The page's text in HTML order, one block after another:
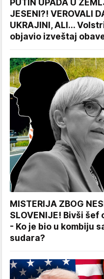
JESENI?! VEROVALI
UKRAJINI, ALI...
objavio izveštaj
MISTERIJA ZBOG
SLOVENIJE! Bivši
- Ko je bio u kombiju
sudara?